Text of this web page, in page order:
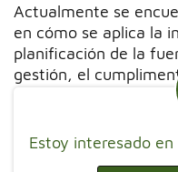
Actualmente se
en cómo se aplica la
planificación de la
gestión, el
Estoy interesado